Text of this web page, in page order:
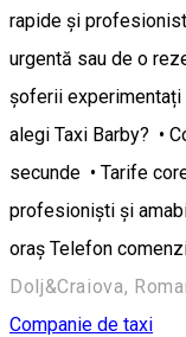
rapide și
urgentă sau de o
șoferii
alegi Taxi Barby? •
secunde • Tarife
profesioniști și
oraș Telefon
Dolj&Craiova,
Companie de taxi